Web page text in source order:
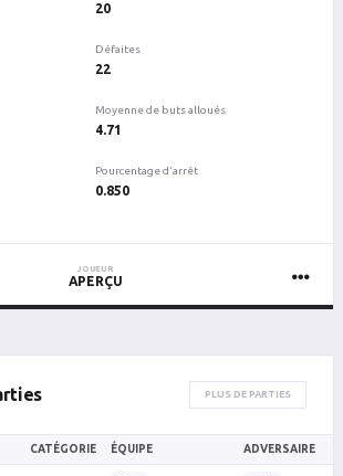
20
Défaites
22
Moyenne de buts alloués
4.71
Pourcentage d'arrêt
0.850
JOUEUR
APERÇU
PLUS DE PARTIES
CATÉGORIE ÉQUIPE ADVERSAIRE